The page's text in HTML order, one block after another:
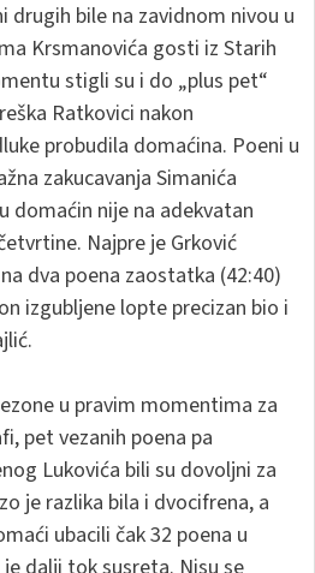
drugih bile na zavidnom nivou u
Krsmanovića gosti iz Starih
stigli su i do „plus pet“
Ratkovici nakon
probudila domaćina. Poeni u
zakucavanja Simanića
domaćin nije na adekvatan
Najpre je Grković
dva poena zaostatka (42:40)
izgubljene lopte precizan bio i
u pravim momentima za
pet vezanih poena pa
Lukovića bili su dovoljni za
je razlika bila i dvocifrena, a
ubacili čak 32 poena u